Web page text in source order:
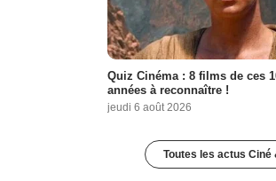
Quiz Cinéma : 8 films de ces
années à reconnaître !
jeudi 6 août 2026
Toutes les actus Ciné